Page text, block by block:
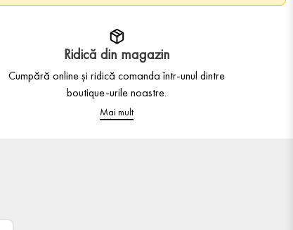
Ridică din magazin
Cumpără online și ridică comanda într-unul dintre
boutique-urile noastre.
Mai mult